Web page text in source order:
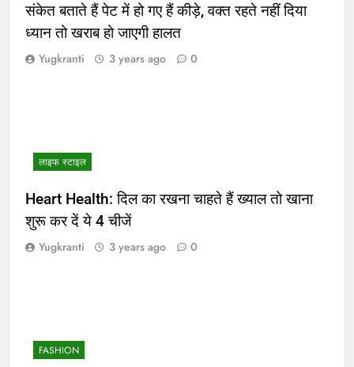
संकेत बताते हैं पेट में हो गए हैं कीड़े, वक्त रहते नहीं दिया
ध्यान तो खराब हो जाएगी हालत
Yugkranti 3 years ago 0
लाइफ स्टाइल
Heart Health: दिल का रखना चाहते हैं ख्याल तो खाना
शुरू कर दें ये 4 चीजें
Yugkranti 3 years ago 0
FASHION